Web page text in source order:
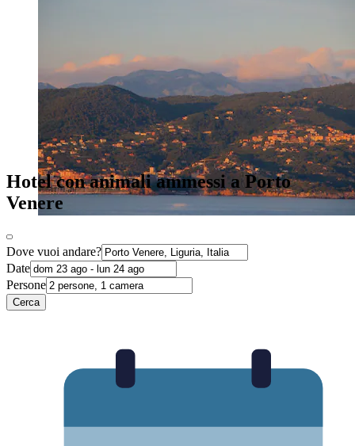
Hotel con animali ammessi a Porto
Venere
Dove vuoi andare?
Date
Persone
Cerca